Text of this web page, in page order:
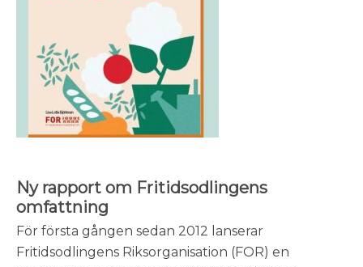
Ny rapport om Fritidsodlingens
omfattning
För första gången sedan 2012 lanserar
Fritidsodlingens Riksorganisation (FOR) en